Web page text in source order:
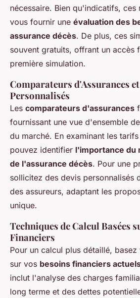
nécessaire. Bien qu'indicatifs, ces
vous fournir une évaluation des
assurance décès. De plus, ces
souvent gratuits, offrant un accès
première simulation.
Comparateurs d'Assurances
Personnalisés
Les comparateurs d'assurances
fournissant une vue d'ensemble
du marché. En examinant les
pouvez identifier l'importance du
de l'assurance décès. Pour une
sollicitez des devis personnalisés
des assureurs, adaptant les
unique.
Techniques de Calcul Basées
Financiers
Pour un calcul plus détaillé,
sur vos besoins financiers
inclut l'analyse des charges
long terme et des dettes